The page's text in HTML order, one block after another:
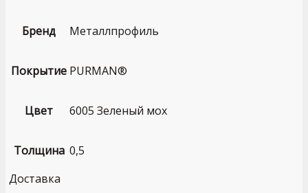
Бренд Металлпрофиль
Покрытие PURMAN®
Цвет 6005 Зеленый мох
Толщина 0,5
Доставка